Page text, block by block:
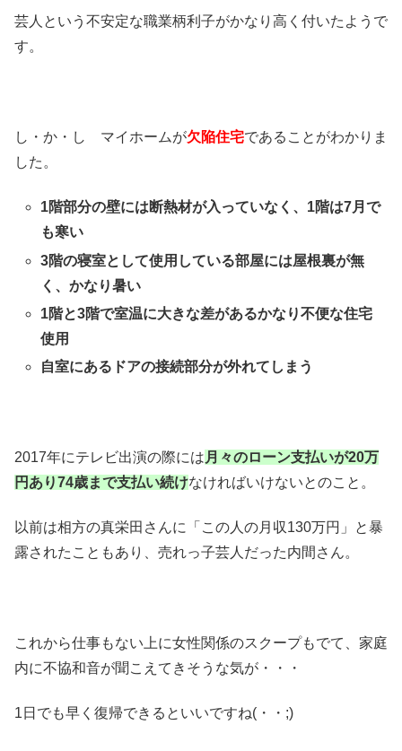
芸人という不安定な職業柄利子がかなり高く付いたようで
す。
し・か・し マイホームが欠陥住宅であることがわかりま
した。
1階部分の壁には断熱材が入っていなく、1階は7月で
も寒い
3階の寝室として使用している部屋には屋根裏が無
く、かなり暑い
1階と3階で室温に大きな差があるかなり不便な住宅
使用
自室にあるドアの接続部分が外れてしまう
2017年にテレビ出演の際には 月々のローン支払いが20万
円あり74歳まで支払い続けなければいけないとのこと。
以前は相方の真栄田さんに「この人の月収130万円」と暴
露されたこともあり、売れっ子芸人だった内間さん。
これから仕事もない上に女性関係のスクープもでて、家庭
内に不協和音が聞こえてきそうな気が・・・
1日でも早く復帰できるといいですね(・・;)